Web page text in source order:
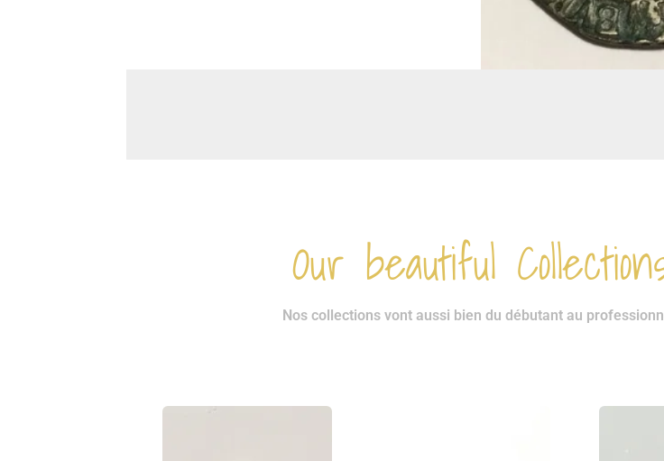
Our beautiful
Nos collections vont aussi bien du débutant au